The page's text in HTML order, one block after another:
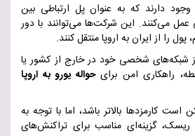
دارند که به عنوان پل ارتباطی بین
می‌کنند. این شرکت‌ها می‌توانند با دور
را از ایران به اروپا منتقل کنند.
شبکه‌های شخصی خود در خارج از کشور یا
راهکاری امن برایحواله یورو به اروپا
کارمزدها بالاتر باشد، اما با توجه به
گزینه‌ای مناسب برای تراکنش‌های